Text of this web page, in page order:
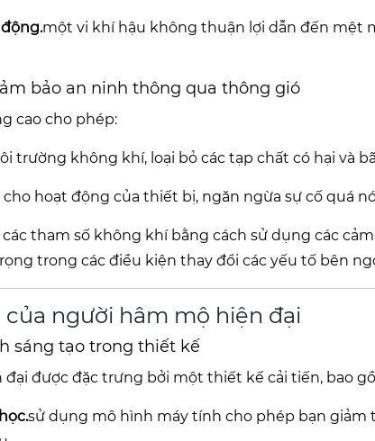
một vi khí hậu không thuận lợi dẫn đến mệt
bảo an ninh thông qua thông gió
cao cho phép:
trường không khí, loại bỏ các tạp chất có hại và
hoạt động của thiết bị, ngăn ngừa sự cố quá
tham số không khí bằng cách sử dụng các
trong các điều kiện thay đổi các yếu tố bên
của người hâm mộ hiện đại
sáng tạo trong thiết kế
được đặc trưng bởi một thiết kế cải tiến, bao
sử dụng mô hình máy tính cho phép bạn